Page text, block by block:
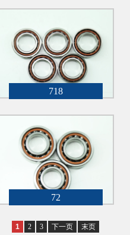
718
72
1 2 3 下一页 末页